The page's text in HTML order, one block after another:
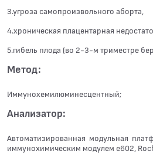
3.угроза самопроизвольного аборта,
4.хроническая плацентарная
5.гибель плода (во 2-3-м триместре
Метод:
Иммунохемилюминесцентный;
Анализатор:
Автоматизированная модульная
иммунохимическим модулем e602,